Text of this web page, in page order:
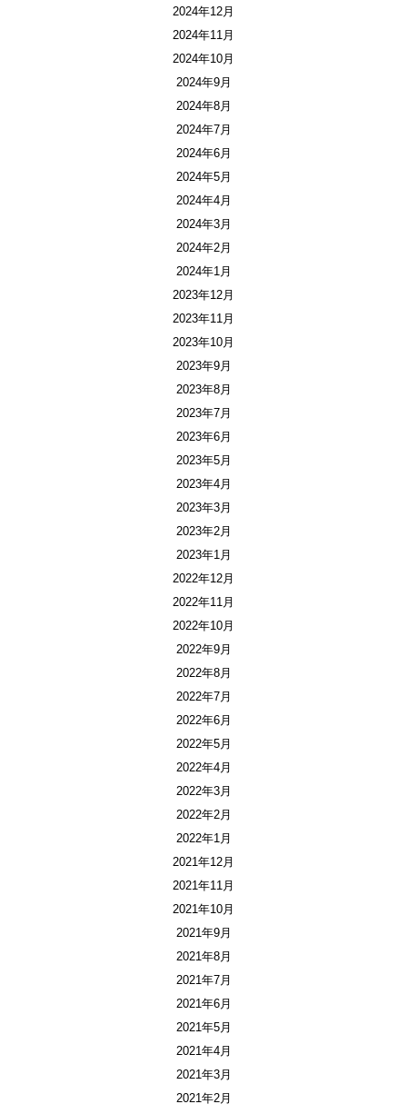
2024年12月
2024年11月
2024年10月
2024年9月
2024年8月
2024年7月
2024年6月
2024年5月
2024年4月
2024年3月
2024年2月
2024年1月
2023年12月
2023年11月
2023年10月
2023年9月
2023年8月
2023年7月
2023年6月
2023年5月
2023年4月
2023年3月
2023年2月
2023年1月
2022年12月
2022年11月
2022年10月
2022年9月
2022年8月
2022年7月
2022年6月
2022年5月
2022年4月
2022年3月
2022年2月
2022年1月
2021年12月
2021年11月
2021年10月
2021年9月
2021年8月
2021年7月
2021年6月
2021年5月
2021年4月
2021年3月
2021年2月